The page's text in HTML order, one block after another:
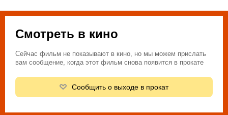
Смотреть в кино
Сейчас фильм не показывают в кино, но мы можем прислать
вам сообщение, когда этот фильм снова появится в прокате
Сообщить о выходе в прокат